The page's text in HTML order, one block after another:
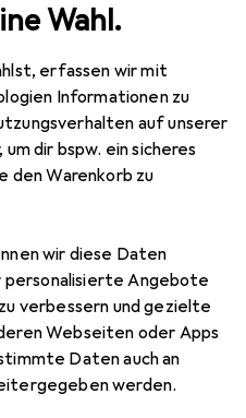
Wahl.
erfassen wir mit
Informationen zu
auf unserer
dir bspw. ein sicheres
den Warenkorb zu
wir diese Daten
personalisierte Angebote
verbessern und gezielte
Webseiten oder Apps
Daten auch an
werden.
Schwalbe Road Cruiser Plus
Plus